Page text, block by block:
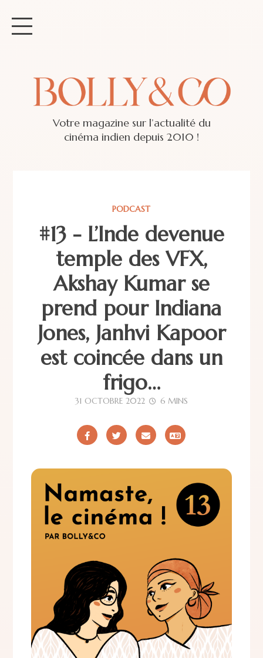
Votre magazine sur l’actualité du
cinéma indien depuis 2010 !
PODCAST
#13 - L’Inde devenue
temple des VFX,
Akshay Kumar se
prend pour Indiana
Jones, Janhvi Kapoor
est coincée dans un
frigo…
31 OCTOBRE 2022 6 MINS